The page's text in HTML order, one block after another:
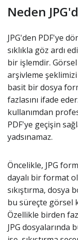
Neden
JPG'den PDF'ye
sıklıkla göz ardı
bir işlemdir.
arşivleme
basit bir dosya
fazlasını ifade
kullanımdan
PDF'ye geçişin
yadsınamaz.
Öncelikle, JPG
dayalı bir format
sıkıştırma,
bu süreçte görsel
Özellikle birden
JPG dosyalarında